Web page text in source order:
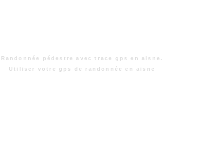
Randonnée pédestre avec trace gps en aisne.
Utiliser votre gps de randonnée en aisne